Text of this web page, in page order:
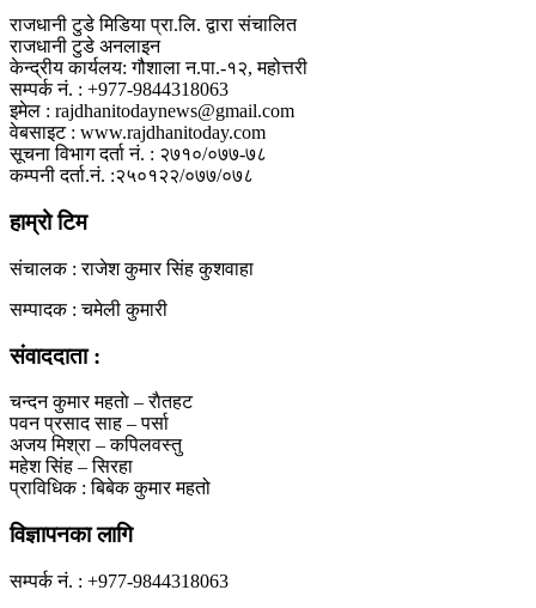
राजधानी टुडे मिडिया प्रा.लि. द्वारा संचालित
राजधानी टुडे अनलाइन
केन्द्रीय कार्यलय: गौशाला न.पा.-१२, महोत्तरी
सम्पर्क नं. : +977-9844318063
इमेल : rajdhanitodaynews@gmail.com
वेबसाइट : www.rajdhanitoday.com
सूचना विभाग दर्ता नं. : २७१०/०७७-७८
कम्पनी दर्ता.नं. :२५०१२२/०७७/०७८
हाम्रो टिम
संचालक : राजेश कुमार सिंह कुशवाहा
सम्पादक : चमेली कुमारी
संवाददाता :
चन्दन कुमार महताे – राैतहट
पवन प्रसाद साह – पर्सा
अजय मिश्रा – कपिलवस्तु
महेश सिंह – सिरहा
प्राविधिक : बिबेक कुमार महतो
विज्ञापनका लागि
सम्पर्क नं. : +977-9844318063